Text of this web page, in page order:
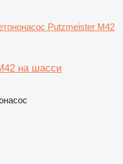
Putzmeister M42
на шасси